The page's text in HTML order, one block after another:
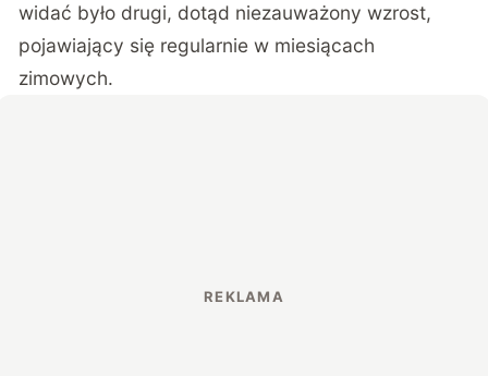
widać było drugi, dotąd niezauważony wzrost,
pojawiający się regularnie w miesiącach
zimowych.